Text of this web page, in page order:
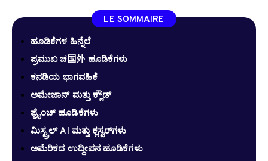
LE SOMMAIRE
ಹೂಡಿಕೆಗಳ ಹಿನ್ನೆಲೆ
ಪ್ರಮುಖ ಚ国外 ಹೂಡಿಕೆಗಳು
ಕನಡಿಯ ಭಾಗವಹಿಕೆ
ಅಮೇಜಾನ್ ಮತ್ತು ಕ್ಲೌಡ್
ಫ್ರೈಂಚ್ ಹೂಡಿಕೆಗಳು
ಮಿಸ್ಟ್ರಲ್ AI ಮತ್ತು ಕ್ಲಸ್ಟರ್‌ಗಳು
ಅಮೆರಿಕದ ಉದ್ದೀಪನ ಹೂಡಿಕೆಗಳು